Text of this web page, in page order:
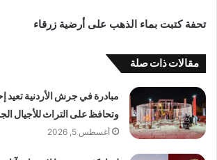
تحفة كتبت بماء الذهب على أرضية زرقاء
مقالات ذات صلة
مبادرة في جرش الأردنية تعيد
وتحافظ على التراث للأجيال
أغسطس 5, 2026